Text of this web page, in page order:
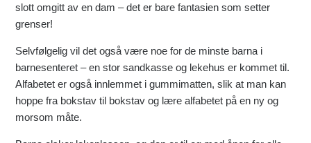
slott omgitt av en dam – det er bare fantasien som setter
grenser!
Selvfølgelig vil det også være noe for de minste barna i
barnesenteret – en stor sandkasse og lekehus er kommet til.
Alfabetet er også innlemmet i gummimatten, slik at man kan
hoppe fra bokstav til bokstav og lære alfabetet på en ny og
morsom måte.